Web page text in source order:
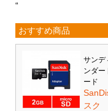
“
おすすめ商品
サンデ
ンダー
ード
スク